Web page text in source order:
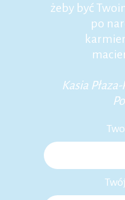
żeby być
po
Kasia